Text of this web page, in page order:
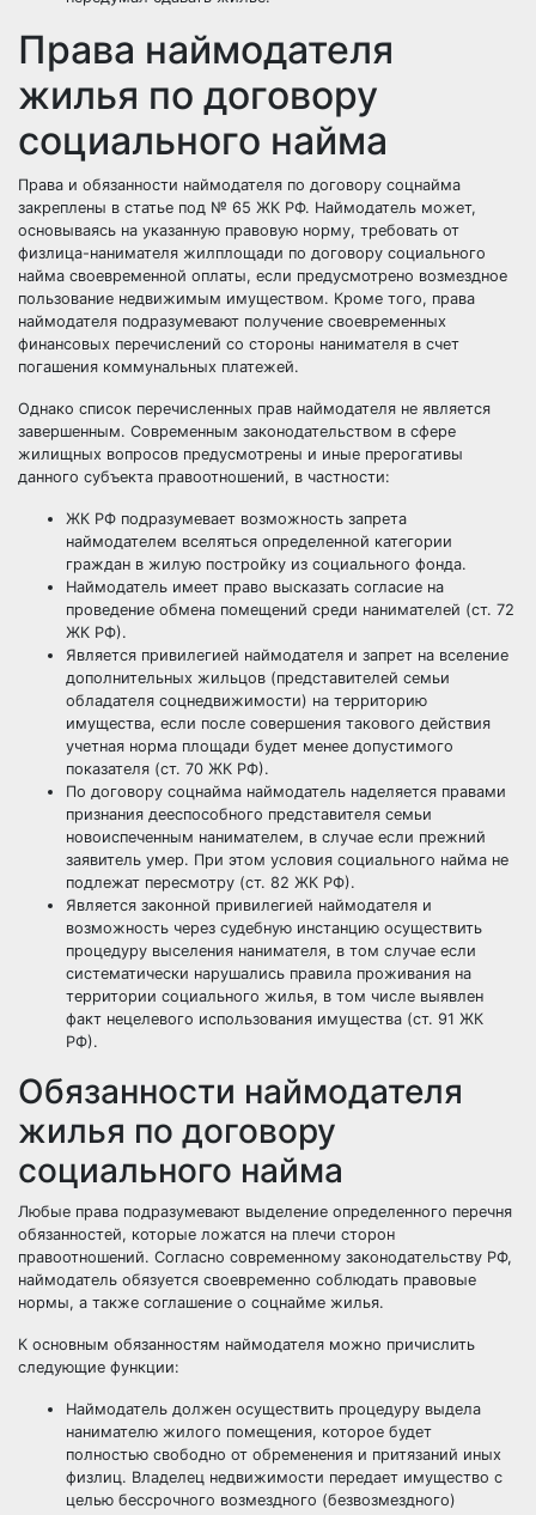
Права наймодателя
жилья по договору
социального найма
Права и обязанности наймодателя по договору соцнайма
закреплены в статье под № 65 ЖК РФ. Наймодатель может,
основываясь на указанную правовую норму, требовать от
физлица-нанимателя жилплощади по договору социального
найма своевременной оплаты, если предусмотрено возмездное
пользование недвижимым имуществом. Кроме того, права
наймодателя подразумевают получение своевременных
финансовых перечислений со стороны нанимателя в счет
погашения коммунальных платежей.
Однако список перечисленных прав наймодателя не является
завершенным. Современным законодательством в сфере
жилищных вопросов предусмотрены и иные прерогативы
данного субъекта правоотношений, в частности:
ЖК РФ подразумевает возможность запрета
наймодателем вселяться определенной категории
граждан в жилую постройку из социального фонда.
Наймодатель имеет право высказать согласие на
проведение обмена помещений среди нанимателей (ст. 72
ЖК РФ).
Является привилегией наймодателя и запрет на вселение
дополнительных жильцов (представителей семьи
обладателя соцнедвижимости) на территорию
имущества, если после совершения такового действия
учетная норма площади будет менее допустимого
показателя (ст. 70 ЖК РФ).
По договору соцнайма наймодатель наделяется правами
признания дееспособного представителя семьи
новоиспеченным нанимателем, в случае если прежний
заявитель умер. При этом условия социального найма не
подлежат пересмотру (ст. 82 ЖК РФ).
Является законной привилегией наймодателя и
возможность через судебную инстанцию осуществить
процедуру выселения нанимателя, в том случае если
систематически нарушались правила проживания на
территории социального жилья, в том числе выявлен
факт нецелевого использования имущества (ст. 91 ЖК
РФ).
Обязанности наймодателя
жилья по договору
социального найма
Любые права подразумевают выделение определенного перечня
обязанностей, которые ложатся на плечи сторон
правоотношений. Согласно современному законодательству РФ,
наймодатель обязуется своевременно соблюдать правовые
нормы, а также соглашение о соцнайме жилья.
К основным обязанностям наймодателя можно причислить
следующие функции:
Наймодатель должен осуществить процедуру выдела
нанимателю жилого помещения, которое будет
полностью свободно от обременения и притязаний иных
физлиц. Владелец недвижимости передает имущество с
целью бессрочного возмездного (безвозмездного)